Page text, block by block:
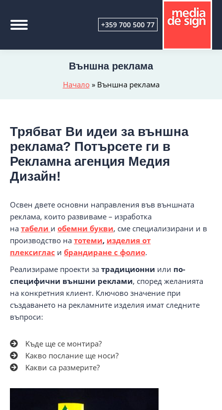
+359 700 500 77
Начало» Външна реклама
Външна реклама
Трябват Ви идеи за външна
реклама? Потърсете ги в
Рекламна агенция Медия
Дизайн!
Освен двете основни направления във външната
реклама, които развиваме – изработка
на табели и обемни букви, сме специализирани и в
производство на тотеми, изделия от
плексиглас и брандиране с фолио.
Реализираме проекти за традиционни или по-
специфични външни реклами, според желанията
на конкретния клиент. Ключово значение при
създаването на рекламните изделия имат следните
въпроси:
Kъде ще се монтира?
Kакво послание ще носи?
Kакви са размерите?